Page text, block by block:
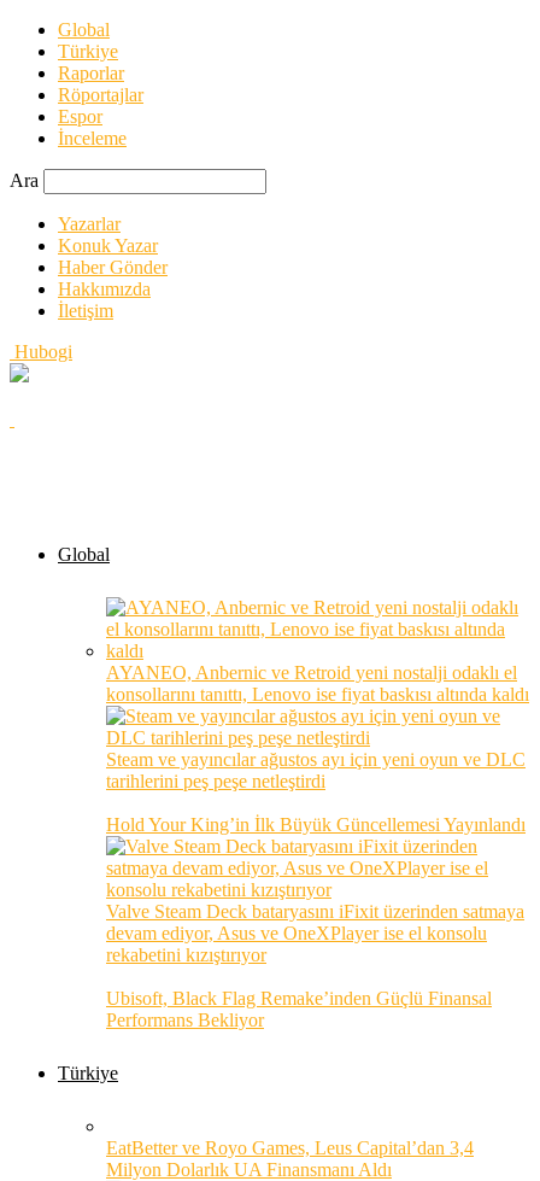
Global
Türkiye
Raporlar
Röportajlar
Espor
İnceleme
Ara
Yazarlar
Konuk Yazar
Haber Gönder
Hakkımızda
İletişim
Hubogi
Global
AYANEO, Anbernic ve Retroid yeni nostalji odaklı el
konsollarını tanıttı, Lenovo ise fiyat baskısı altında kaldı
Steam ve yayıncılar ağustos ayı için yeni oyun ve DLC
tarihlerini peş peşe netleştirdi
Hold Your King’in İlk Büyük Güncellemesi Yayınlandı
Valve Steam Deck bataryasını iFixit üzerinden satmaya
devam ediyor, Asus ve OneXPlayer ise el konsolu
rekabetini kızıştırıyor
Ubisoft, Black Flag Remake’inden Güçlü Finansal
Performans Bekliyor
Türkiye
EatBetter ve Royo Games, Leus Capital’dan 3,4
Milyon Dolarlık UA Finansmanı Aldı